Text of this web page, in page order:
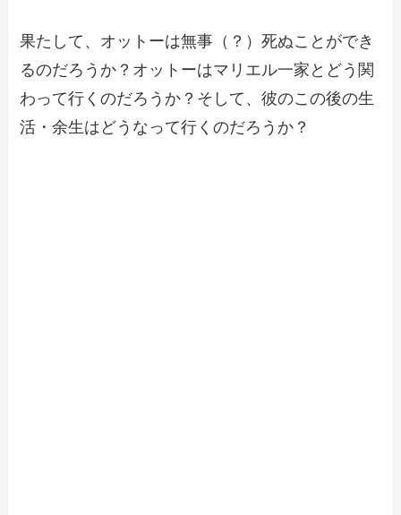
果たして、オットーは無事（？）死ぬことができ
るのだろうか？オットーはマリエル一家とどう関
わって行くのだろうか？そして、彼のこの後の生
活・余生はどうなって行くのだろうか？